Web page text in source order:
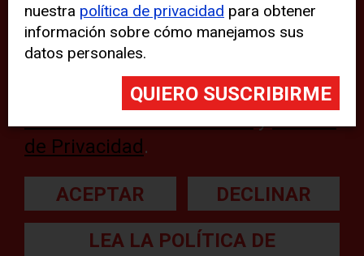
web, aunque pueden aparecer
problemas técnicos con el sitio
web. Para obtener más
información, lea nuestra
de Privacidad .
ACEPTAR DECLINAR
LEA LA POLÍTICA DE
nuestra política de privacidad para obtener
información sobre cómo manejamos sus
datos personales.